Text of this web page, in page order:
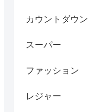
カウントダウン
スーパー
ファッション
レジャー